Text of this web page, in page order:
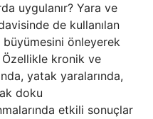
uygulanır? Yara ve
de kullanılan
önleyerek
Özellikle kronik ve
yatak yaralarında,
doku
etkili sonuçlar